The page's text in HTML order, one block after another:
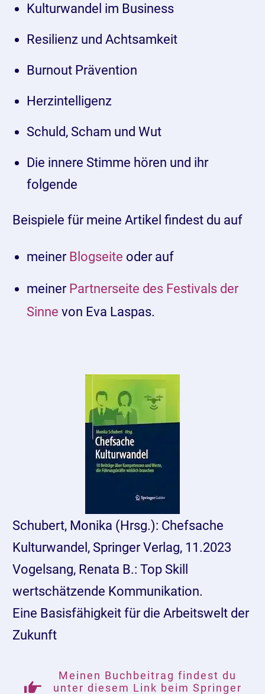
Kulturwandel im Business
Resilienz und Achtsamkeit
Burnout Prävention
Herzintelligenz
Schuld, Scham und Wut
Die innere Stimme hören und ihr
folgende
Beispiele für meine Artikel findest du auf
meiner Blogseite oder auf
meiner Partnerseite des Festivals der
Sinne von Eva Laspas.
Schubert, Monika (Hrsg.): Chefsache
Kulturwandel, Springer Verlag, 11.2023
Vogelsang, Renata B.: Top Skill
wertschätzende Kommunikation.
Eine Basisfähigkeit für die Arbeitswelt der
Zukunft
Meinen Buchbeitrag findest du
unter diesem Link beim Springer